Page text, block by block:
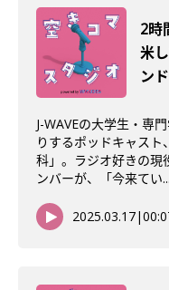
2時
米
ン
J-WAVEの大学生・専
りするポッドキャスト
科」。ラジオ好きの現
ンバーが、「今来てい...
2025.03.17|